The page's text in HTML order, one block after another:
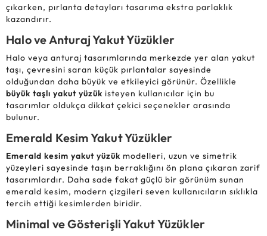
çıkarken, pırlanta detayları tasarıma ekstra parlaklık
kazandırır.
Halo ve Anturaj Yakut Yüzükler
Halo veya anturaj tasarımlarında merkezde yer alan yakut
taşı, çevresini saran küçük pırlantalar sayesinde
olduğundan daha büyük ve etkileyici görünür. Özellikle
büyük taşlı yakut yüzük isteyen kullanıcılar için bu
tasarımlar oldukça dikkat çekici seçenekler arasında
bulunur.
Emerald Kesim Yakut Yüzükler
Emerald kesim yakut yüzük modelleri, uzun ve simetrik
yüzeyleri sayesinde taşın berraklığını ön plana çıkaran zarif
tasarımlardır. Daha sade fakat güçlü bir görünüm sunan
emerald kesim, modern çizgileri seven kullanıcıların sıklıkla
tercih ettiği kesimlerden biridir.
Minimal ve Gösterişli Yakut Yüzükler